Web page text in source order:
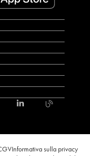
Informativa sulla privacy